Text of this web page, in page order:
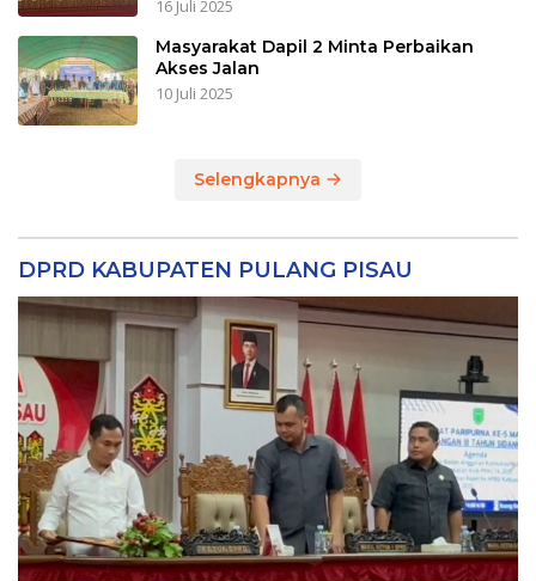
16 Juli 2025
Masyarakat Dapil 2 Minta Perbaikan
Akses Jalan
10 Juli 2025
Selengkapnya
DPRD KABUPATEN PULANG PISAU